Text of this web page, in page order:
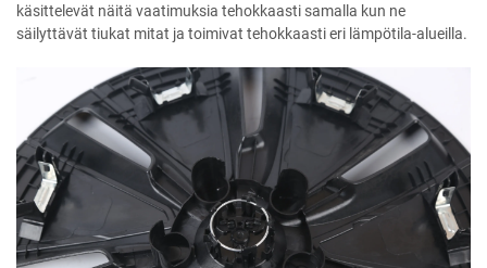
käsittelevät näitä vaatimuksia tehokkaasti samalla kun ne
säilyttävät tiukat mitat ja toimivat tehokkaasti eri lämpötila-alueilla.